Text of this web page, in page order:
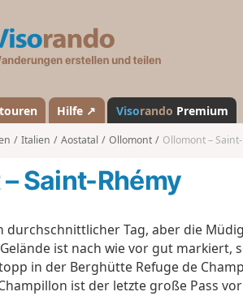
a
n
d
Hilfe ↗ Visorando Premium
Italien Aostatal Ollomont Ollomont –
Saint-Rhémy
durchschnittlicher Tag, aber die
ist nach wie vor gut
in der Berghütte Refuge de
ist der letzte große Pass